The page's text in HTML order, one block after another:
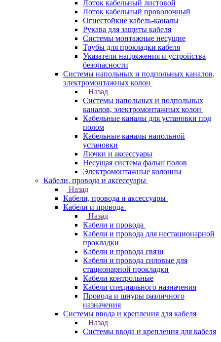
Лоток кабельный листовой
Лоток кабельный проволочный
Огнестойкие кабель-каналы
Рукава для защиты кабеля
Системы монтажные несущие
Трубы для прокладки кабеля
Указатели напряжения и устройства
безопасности
Системы напольных и подпольных каналов,
электромонтажных колон
Назад
Системы напольных и подпольных
каналов, электромонтажных колон
Кабельные каналы для установки под
полом
Кабельные каналы напольной
установки
Лючки и аксессуары
Несущая система фальш полов
Электромонтажные колонны
Кабели, провода и аксессуары
Назад
Кабели, провода и аксессуары
Кабели и провода
Назад
Кабели и провода
Кабели и провода для нестационарной
прокладки
Кабели и провода связи
Кабели и провода силовые для
стационарной прокладки
Кабели контрольные
Кабели специального назначения
Провода и шнуры различного
назначения
Системы ввода и крепления для кабеля
Назад
Системы ввода и крепления для кабеля